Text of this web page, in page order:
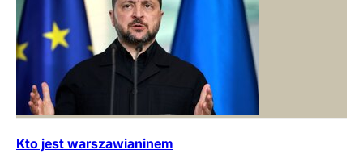
Kto jest warszawianinem